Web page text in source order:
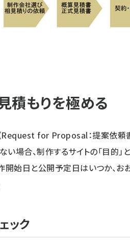
積もりを極める
Request for Proposal：提案依頼
場合、制作するサイトの「目的」
始日と公開予定日はいつか、お
ック